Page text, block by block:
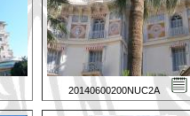
20140600200NUC2A